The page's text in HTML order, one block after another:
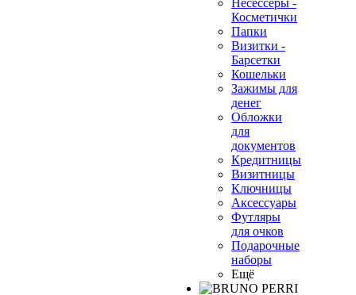
Несессеры -
Косметички
Папки
Визитки -
Барсетки
Кошельки
Зажимы для
денег
Обложки
для
документов
Кредитницы
Визитницы
Ключницы
Аксессуары
Футляры
для очков
Подарочные
наборы
Ещё